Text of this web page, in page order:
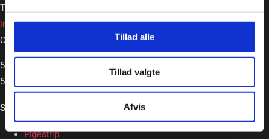
Tillad alle
Tillad valgte
Afvis
Tlf. +45 20362663
info@charlotteschou.dk
CVR: 31814642
5,0
5,0 out of 5 stars (based on 19 reviews)
Strip & Event
Pigestrip